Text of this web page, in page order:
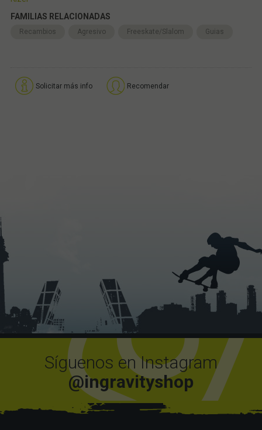
FAMILIAS RELACIONADAS
Recambios Agresivo Freeskate/Slalom Guias
Solicitar más info Recomendar
Síguenos en Instagram
@ingravityshop